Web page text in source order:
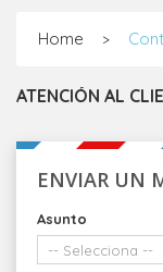
Home >
ATENCIÓN AL
ENVIAR UN
Asunto